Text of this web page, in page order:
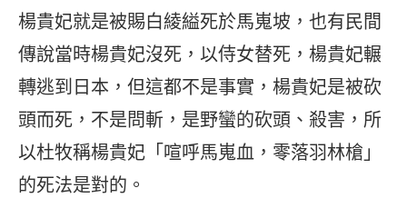
楊貴妃就是被賜白綾縊死於馬嵬坡，也有民間
傳說當時楊貴妃沒死，以侍女替死，楊貴妃輾
轉逃到日本，但這都不是事實，楊貴妃是被砍
頭而死，不是問斬，是野蠻的砍頭、殺害，所
以杜牧稱楊貴妃「喧呼馬嵬血，零落羽林槍」
的死法是對的。